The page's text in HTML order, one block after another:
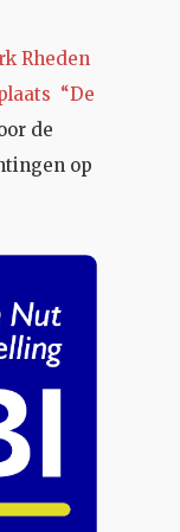
Rheden
“De
de
op